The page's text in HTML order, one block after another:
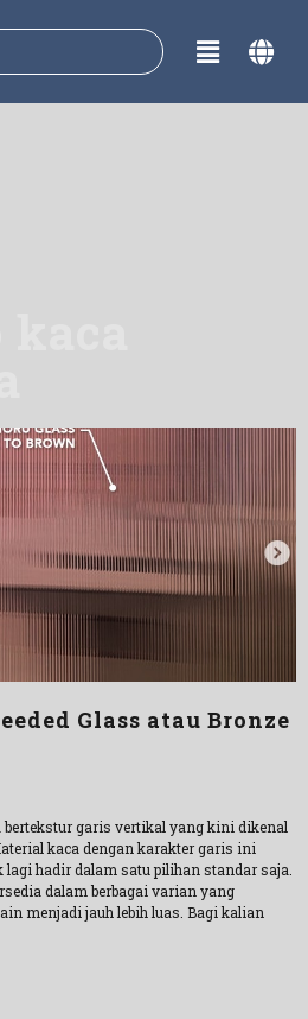
Glass atau Bronze
garis vertikal yang kini dikenal
kaca dengan karakter garis ini
hadir dalam satu pilihan standar saja.
dalam berbagai varian yang
menjadi jauh lebih luas. Bagi kalian